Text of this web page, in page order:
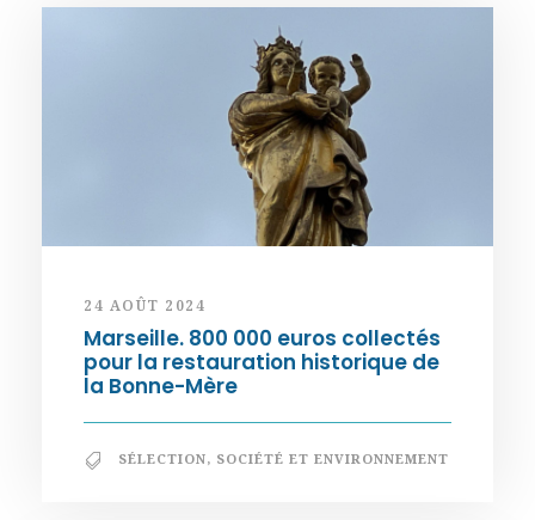
24 AOÛT 2024
Marseille. 800 000 euros collectés
pour la restauration historique de
la Bonne-Mère
SÉLECTION, SOCIÉTÉ ET ENVIRONNEMENT